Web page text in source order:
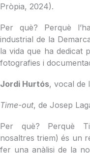
Pròpia, 2024).
Per què? Perquè
industrial de la
la vida que ha dedicat
fotografies i
Jordi Hurtós, vocal de
Time-out, de Josep
Per què? Perquè
nosaltres triem) és un
fer una anàlisi de la